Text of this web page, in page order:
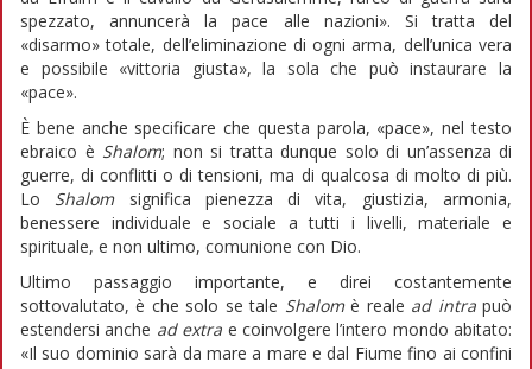
spezzato, annuncerà la pace alle nazioni». Si tratta del
«disarmo» totale, dell’eliminazione di ogni arma, dell’unica vera
e possibile «vittoria giusta», la sola che può instaurare la
«pace».
È bene anche specificare che questa parola, «pace», nel testo
ebraico è Shalom; non si tratta dunque solo di un’assenza di
guerre, di conflitti o di tensioni, ma di qualcosa di molto di più.
Lo Shalomsignifica pienezza di vita, giustizia, armonia,
benessere individuale e sociale a tutti i livelli, materiale e
spirituale, e non ultimo, comunione con Dio.
Ultimo passaggio importante, e direi costantemente
sottovalutato, è che solo se tale Shalomè reale ad intrapuò
estendersi anche ad extra e coinvolgere l’intero mondo abitato:
«Il suo dominio sarà da mare a mare e dal Fiume fino ai confini